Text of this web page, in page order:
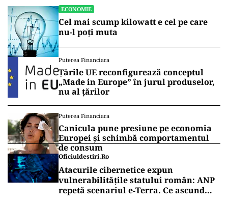
ECONOMIE
Cel mai scump kilowatt e cel pe care
nu-l poți muta
Puterea Financiara
Țările UE reconfigurează conceptul
„Made in Europe” în jurul produselor,
nu al țărilor
Puterea Financiara
Canicula pune presiune pe economia
Europei și schimbă comportamentul
de consum
Oficiuldestiri.ro
Atacurile cibernetice expun
vulnerabilitățile statului român: ANP
repetă scenariul e‑Terra. Ce ascund